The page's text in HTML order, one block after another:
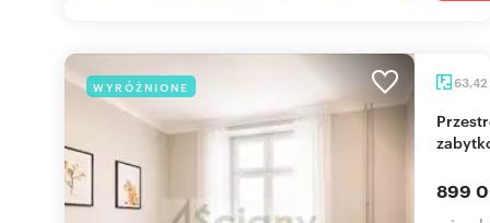
WYRÓŻNIONE 63,42
Przestronne 2-pokojowe mieszkanie w
899